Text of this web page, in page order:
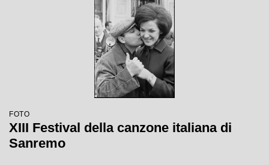
FOTO
XIII Festival della canzone italiana di
Sanremo